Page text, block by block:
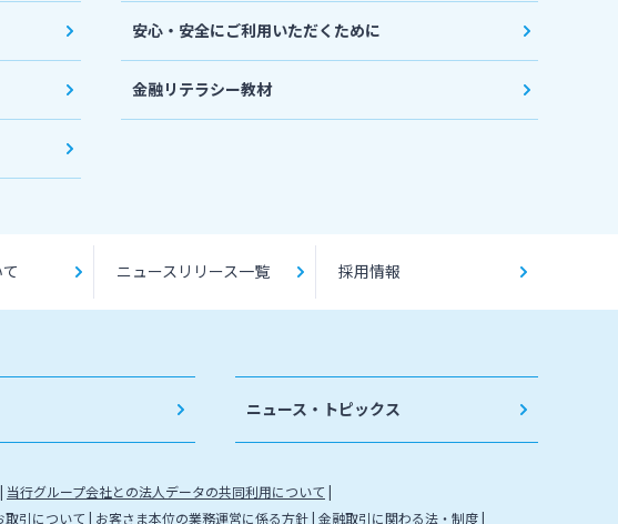
安心・安全にご利用いただくために
金融リテラシー教材
ニュースリリース一覧 採用情報
ニュース・トピックス
当行グループ会社との法人データの共同利用について
取引について お客さま本位の業務運営に係る方針 金融取引に関わる法・制度